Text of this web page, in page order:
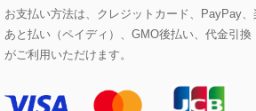
eur3
Maison de CINQ
MK MICHEL KLEIN BAG
セットアップワンピース
ステンカラーコート
ヘアアクセサリー
ブローチ・コサージュ
ボストンバッグ
スニーカー
ローズ
お支払い方法は、クレジットカード、PayPay、
あと払い（ペイディ）、GMO後払い、代金引換
がご利用いただけます。